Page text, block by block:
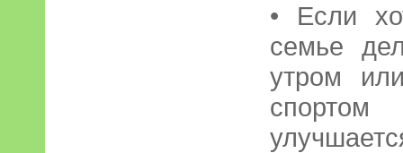
• Если
семье
утром